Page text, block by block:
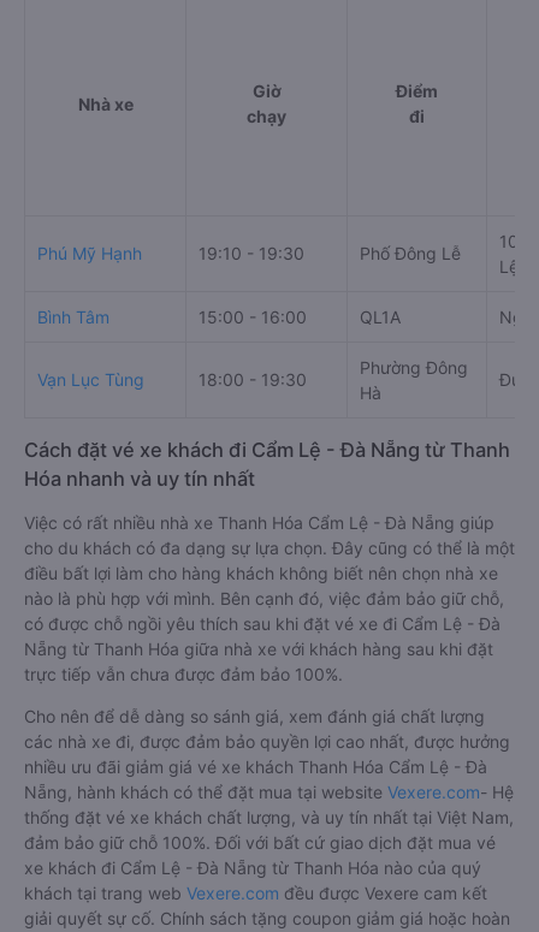
Nhà xe
Giờ
chạy
Điểm
đi
Phú Mỹ Hạnh 19:10 - 19:30 Phố Đông Lễ
100
Lệ,
Bình Tâm 15:00 - 16:00 QL1A Ngã
Vạn Lục Tùng 18:00 - 19:30
Phường Đông
Hà
Cách đặt vé xe khách đi Cẩm Lệ - Đà Nẵng từ Thanh
Hóa nhanh và uy tín nhất
Việc có rất nhiều nhà xe Thanh Hóa Cẩm Lệ - Đà Nẵng giúp
cho du khách có đa dạng sự lựa chọn. Đây cũng có thể là một
điều bất lợi làm cho hàng khách không biết nên chọn nhà xe
nào là phù hợp với mình. Bên cạnh đó, việc đảm bảo giữ chỗ,
có được chỗ ngồi yêu thích sau khi đặt vé xe đi Cẩm Lệ - Đà
Nẵng từ Thanh Hóa giữa nhà xe với khách hàng sau khi đặt
trực tiếp vẫn chưa được đảm bảo 100%.
Cho nên để dễ dàng so sánh giá, xem đánh giá chất lượng
các nhà xe đi, được đảm bảo quyền lợi cao nhất, được hưởng
nhiều ưu đãi giảm giá vé xe khách Thanh Hóa Cẩm Lệ - Đà
Nẵng, hành khách có thể đặt mua tại website Vexere.com- Hệ
thống đặt vé xe khách chất lượng, và uy tín nhất tại Việt Nam,
đảm bảo giữ chỗ 100%. Đối với bất cứ giao dịch đặt mua vé
xe khách đi Cẩm Lệ - Đà Nẵng từ Thanh Hóa nào của quý
khách tại trang web Vexere.com đều được Vexere cam kết
giải quyết sự cố. Chính sách tặng coupon giảm giá hoặc hoàn